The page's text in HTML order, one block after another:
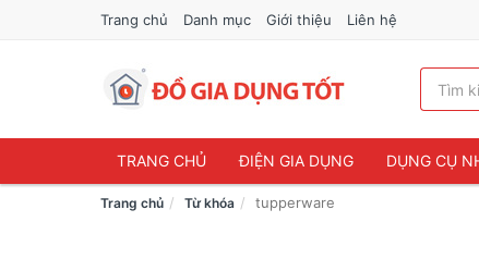
Trang chủ Danh mục Giới thiệu Liên hệ
TRANG CHỦ ĐIỆN GIA DỤNG DỤNG CỤ
Trang chủ Từ khóa tupperware